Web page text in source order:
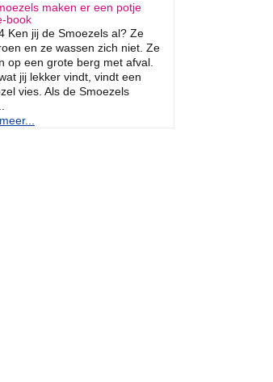
maken er een potje
book
Ken jij de Smoezels al? Ze
en ze wassen zich niet. Ze
op een grote berg met afval.
jij lekker vindt, vindt een
vies. Als de Smoezels